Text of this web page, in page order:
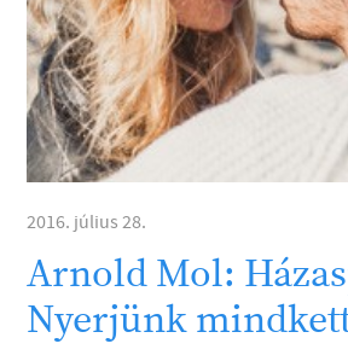
2016. július 28.
Arnold Mol:
Nyerjünk